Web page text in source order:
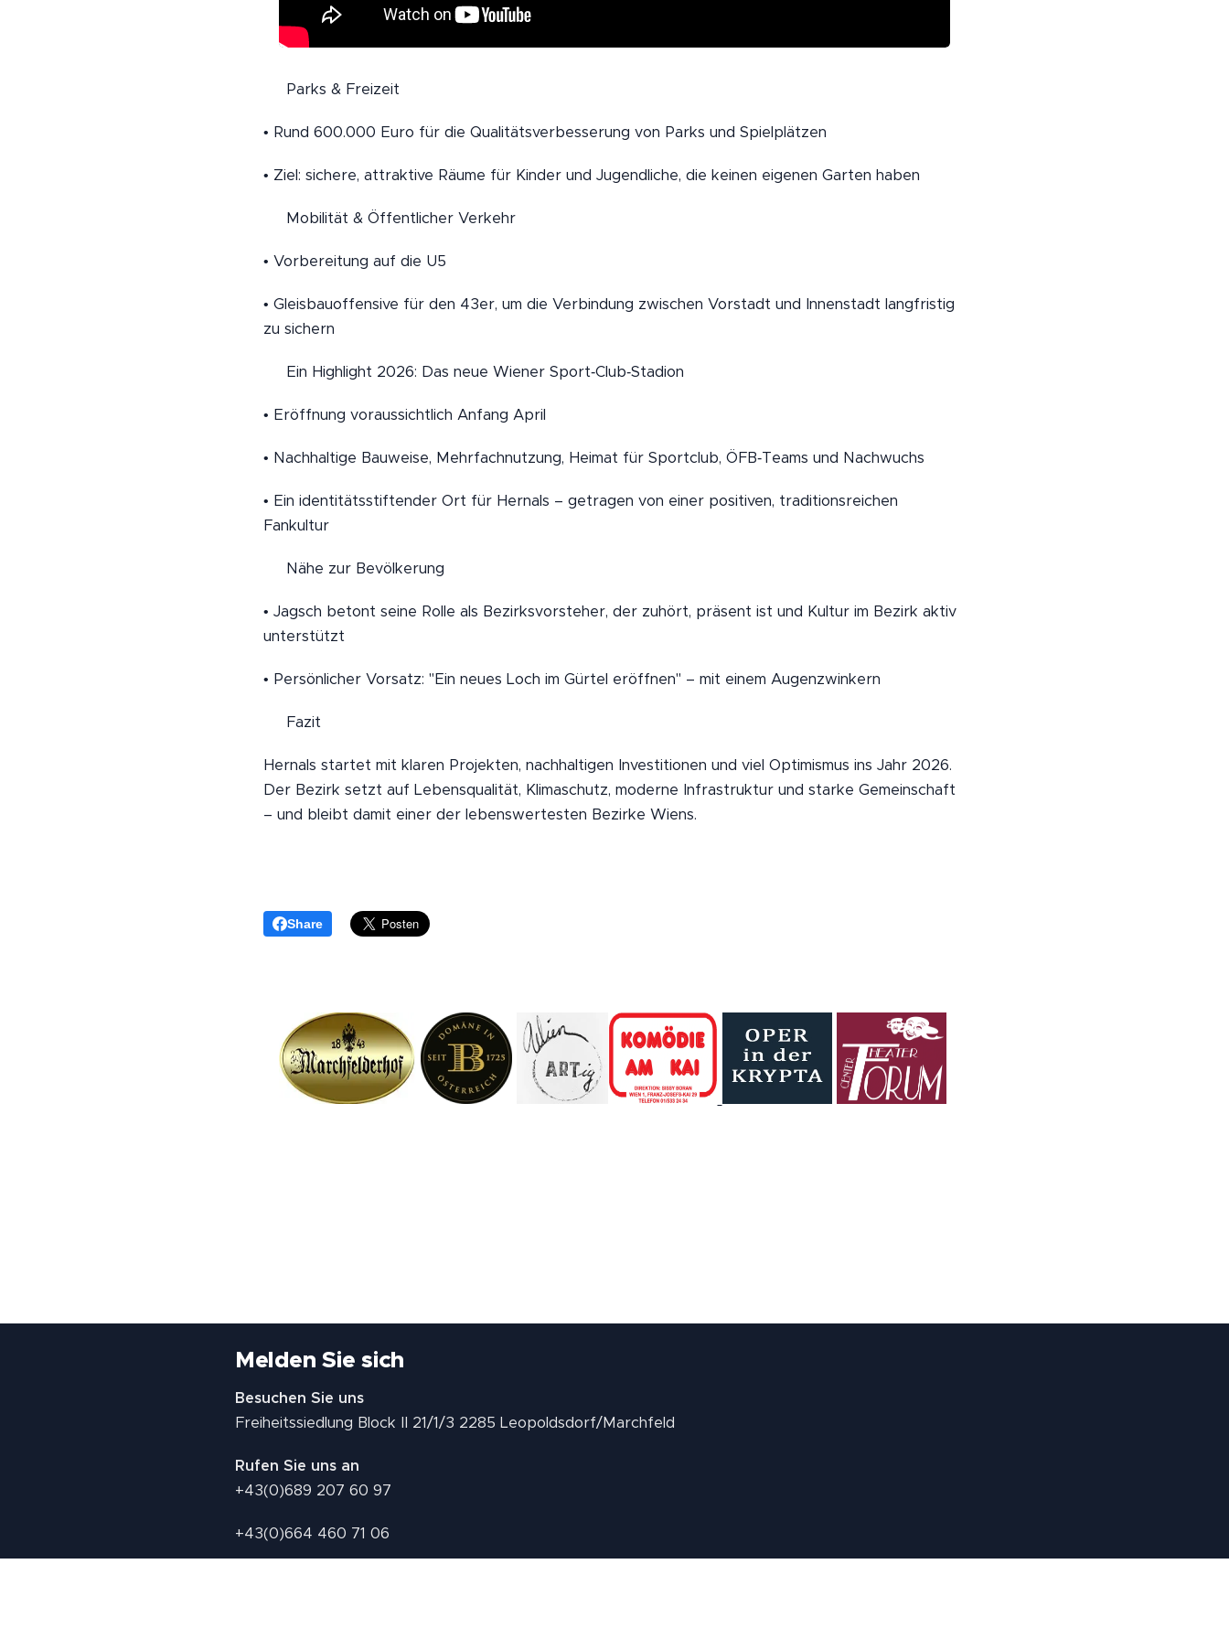
🛝 Parks & Freizeit
• Rund 600.000 Euro für die Qualitätsverbesserung von Parks und Spielplätzen
• Ziel: sichere, attraktive Räume für Kinder und Jugendliche, die keinen eigenen Garten haben
🚋 Mobilität & Öffentlicher Verkehr
• Vorbereitung auf die U5
• Gleisbauoffensive für den 43er, um die Verbindung zwischen Vorstadt und Innenstadt langfristig
zu sichern
⚽ Ein Highlight 2026: Das neue Wiener Sport‑Club‑Stadion
• Eröffnung voraussichtlich Anfang April
• Nachhaltige Bauweise, Mehrfachnutzung, Heimat für Sportclub, ÖFB‑Teams und Nachwuchs
• Ein identitätsstiftender Ort für Hernals – getragen von einer positiven, traditionsreichen
Fankultur
👥 Nähe zur Bevölkerung
• Jagsch betont seine Rolle als Bezirksvorsteher, der zuhört, präsent ist und Kultur im Bezirk aktiv
unterstützt
• Persönlicher Vorsatz: "Ein neues Loch im Gürtel eröffnen" – mit einem Augenzwinkern
📝 Fazit
Hernals startet mit klaren Projekten, nachhaltigen Investitionen und viel Optimismus ins Jahr 2026.
Der Bezirk setzt auf Lebensqualität, Klimaschutz, moderne Infrastruktur und starke Gemeinschaft
– und bleibt damit einer der lebenswertesten Bezirke Wiens.
Share
Melden Sie sich
Besuchen Sie uns
Freiheitssiedlung Block II 21/1/3 2285 Leopoldsdorf/Marchfeld
Rufen Sie uns an
+43(0)689 207 60 97
+43(0)664 460 71 06